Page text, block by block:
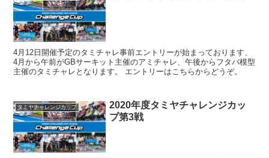
4月12日開催予定のタミチャレ事前エントリーが始まっております、
4月から午前がGBサーキット主催のアミチャレ、午後からフタバ模型
主催のタミチャレとなります。 エントリーはこちらからどうぞ。
タミヤチャレンジカップ
2020年度タミヤチャレンジカッ
プ第3戦